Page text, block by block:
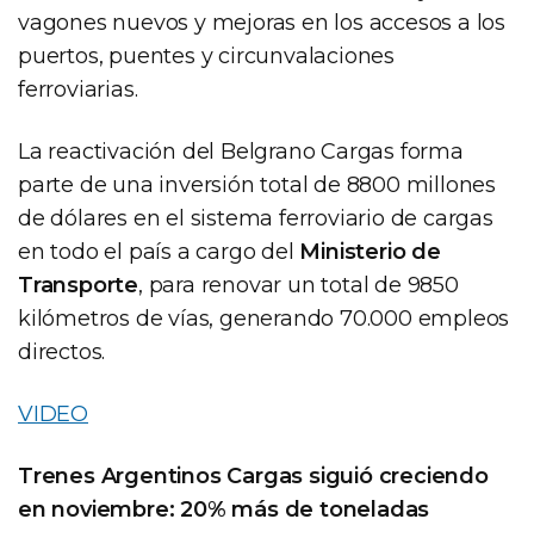
vagones nuevos y mejoras en los accesos a los
puertos, puentes y circunvalaciones
ferroviarias.
La reactivación del Belgrano Cargas forma
parte de una inversión total de 8800 millones
de dólares en el sistema ferroviario de cargas
en todo el país a cargo del Ministerio de
Transporte, para renovar un total de 9850
kilómetros de vías, generando 70.000 empleos
directos.
VIDEO
Trenes Argentinos Cargas siguió creciendo
en noviembre: 20% más de toneladas